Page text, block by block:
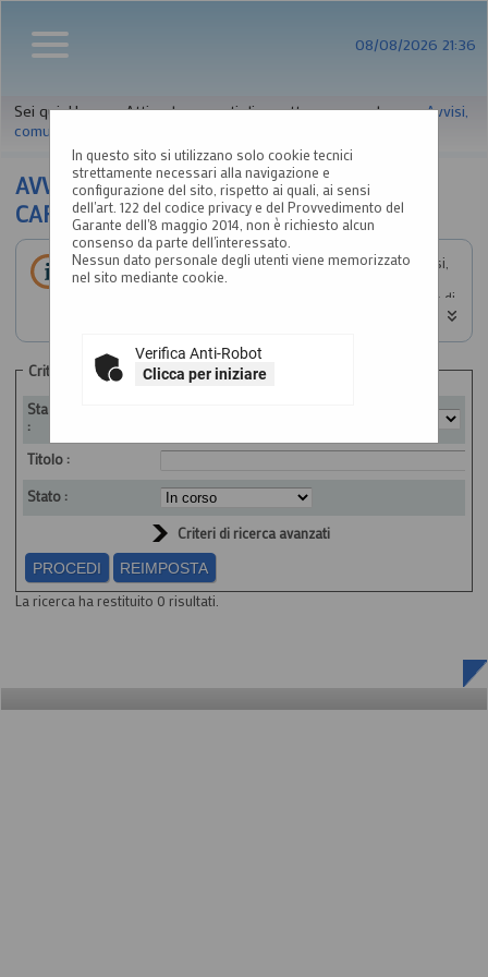
08/08/2026 21:36
Sei qui: Home»Atti e documenti di carattere generale r...»Avvisi,
comunicazioni e atti di caratter...
In questo sito si utilizzano solo cookie tecnici
strettamente necessari alla navigazione e
configurazione del sito, rispetto ai quali, ai sensi
dell'art. 122 del codice privacy e del Provvedimento del
Garante dell'8 maggio 2014, non è richiesto alcun
consenso da parte dell'interessato.
Nessun dato personale degli utenti viene memorizzato
nel sito mediante cookie.
Verifica Anti-Robot
Clicca per iniziare
AVVISI, COMUNICAZIONI E ATTI DI
CARATTERE GENERALE
All'interno di questa sezione è possibile consultare avvisi,
atti e documenti di carattere generale riferiti a tutte le
procedure, quali ad esempio la documentazione sull'uso di
eventuali opere incompiute) e dei servizi e forniture, ecc.
Per ciascuna pubblicazione sono consultabili i relativi
documenti selezionando il collegamento "Visualizza
Criteri di ricerca
Stazione appaltante
:
Titolo :
Stato :
Criteri di ricerca avanzati
La ricerca ha restituito 0 risultati.